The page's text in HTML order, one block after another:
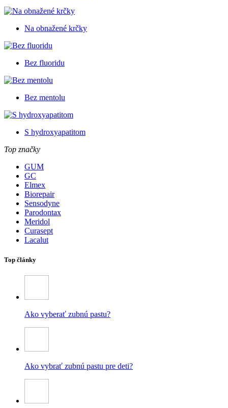
Na obnažené krčky
Bez fluoridu
Bez mentolu
S hydroxyapatitom
Top značky
GUM
GC
Elmex
Biorepair
Sensodyne
Parodontax
Meridol
Curasept
Lacalut
Top články
Ako vyberať zubnú pastu?
Ako vybrať zubnú pastu pre deti?